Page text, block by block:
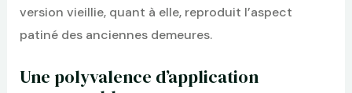
version vieillie, quant à elle, reproduit l’aspect
patiné des anciennes demeures.
Une polyvalence d’application